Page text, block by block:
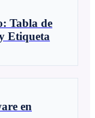
Tabla de
Etiqueta
en